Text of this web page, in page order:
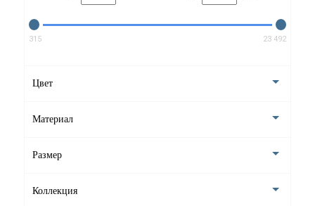
315 23 492
Цвет
Материал
Размер
Коллекция